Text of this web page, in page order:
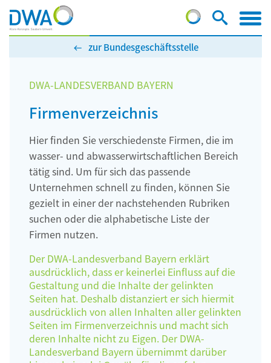
zur Bundesgeschäftsstelle
DWA-LANDESVERBAND BAYERN
Firmenverzeichnis
Hier finden Sie verschiedenste Firmen, die im
wasser- und abwasserwirtschaftlichen Bereich
tätig sind. Um für sich das passende
Unternehmen schnell zu finden, können Sie
gezielt in einer der nachstehenden Rubriken
suchen oder die alphabetische Liste der
Firmen nutzen.
Der DWA-Landesverband Bayern erklärt
ausdrücklich, dass er keinerlei Einfluss auf die
Gestaltung und die Inhalte der gelinkten
Seiten hat. Deshalb distanziert er sich hiermit
ausdrücklich von allen Inhalten aller gelinkten
Seiten im Firmenverzeichnis und macht sich
deren Inhalte nicht zu Eigen. Der DWA-
Landesverband Bayern übernimmt darüber